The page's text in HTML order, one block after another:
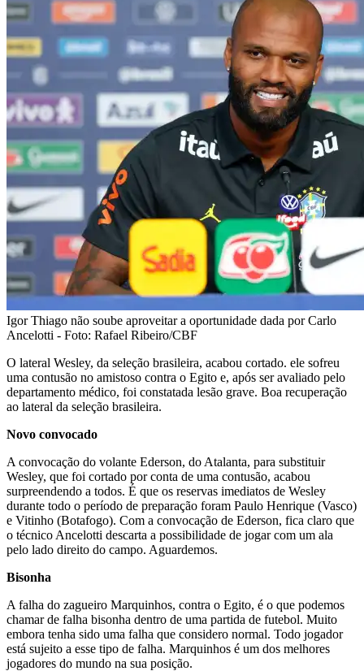
Igor Thiago não soube aproveitar a oportunidade dada por Carlo
Ancelotti - Foto: Rafael Ribeiro/CBF
O lateral Wesley, da seleção brasileira, acabou cortado. ele sofreu
uma contusão no amistoso contra o Egito e, após ser avaliado pelo
departamento médico, foi constatada lesão grave. Boa recuperação
ao lateral da seleção brasileira.
Novo convocado
A convocação do volante Ederson, do Atalanta, para substituir
Wesley, que foi cortado por conta de uma contusão, acabou
surpreendendo a todos. É que os reservas imediatos de Wesley
durante todo o período de preparação foram Paulo Henrique (Vasco)
e Vitinho (Botafogo). Com a convocação de Ederson, fica claro que
o técnico Ancelotti descarta a possibilidade de jogar com um ala
pelo lado direito do campo. Aguardemos.
Bisonha
A falha do zagueiro Marquinhos, contra o Egito, é o que podemos
chamar de falha bisonha dentro de uma partida de futebol. Muito
embora tenha sido uma falha que considero normal. Todo jogador
está sujeito a esse tipo de falha. Marquinhos é um dos melhores
jogadores do mundo na sua posição.